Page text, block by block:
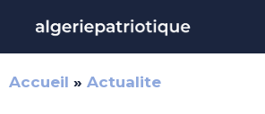
contenu
Accueil » Actualite